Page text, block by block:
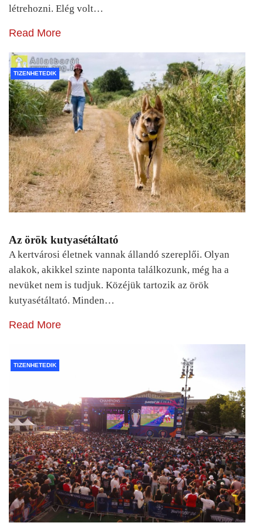
létrehozni. Elég volt…
Read More
TIZENHETEDIK
Az örök kutyasétáltató
A kertvárosi életnek vannak állandó szereplői. Olyan
alakok, akikkel szinte naponta találkozunk, még ha a
nevüket nem is tudjuk. Közéjük tartozik az örök
kutyasétáltató. Minden…
Read More
TIZENHETEDIK